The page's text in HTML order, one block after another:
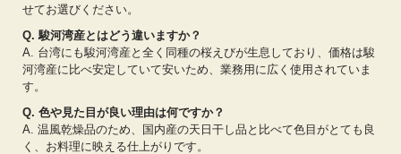
せてお選びください。
Q. 駿河湾産とはどう違いますか？
A. 台湾にも駿河湾産と全く同種の桜えびが生息しており、価格は駿
河湾産に比べ安定していて安いため、業務用に広く使用されていま
す。
Q. 色や見た目が良い理由は何ですか？
A. 温風乾燥品のため、国内産の天日干し品と比べて色目がとても良
く、お料理に映える仕上がりです。